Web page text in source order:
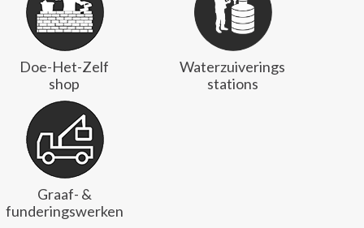
Doe-Het-Zelf
shop
Waterzuiverings
stations
Graaf- &
funderingswerken